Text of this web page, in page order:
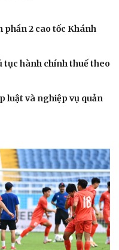
truyện đêm khuya
giống tâm hồn
phần 2 cao tốc Khánh
tục hành chính thuế theo
luật và nghiệp vụ quản